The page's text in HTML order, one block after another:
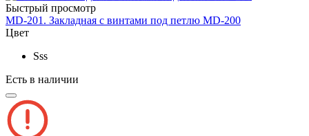
Быстрый просмотр
MD-201. Закладная с винтами под петлю MD-200
Цвет
Sss
Есть в наличии